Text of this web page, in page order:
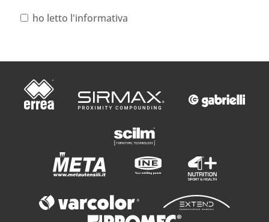
ho letto l'informativa